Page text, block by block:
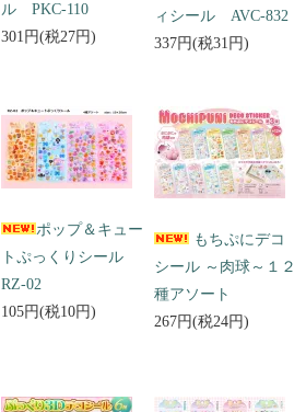
ル PKC-110
301円(税27円)
ィシール AVC-832
337円(税31円)
ポップ＆キュー
トぷっくりシール
RZ-02
105円(税10円)
もちぷにデコ
シール ～肉球～１２
種アソート
267円(税24円)